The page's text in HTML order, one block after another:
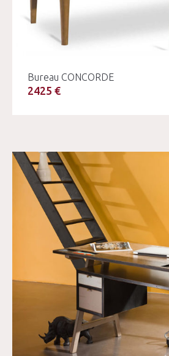
Bureau CONCORDE
2425 €